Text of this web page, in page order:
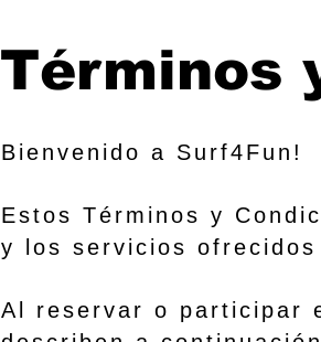
Términos
Bienvenido a Surf4Fun!
Estos Términos y
y los servicios ofrecidos
Al reservar o participar